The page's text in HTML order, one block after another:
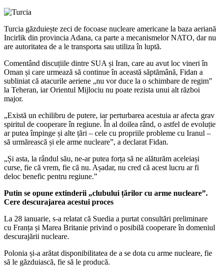
Turcia găzduiește zeci de focoase nucleare americane la baza aeriană
Incirlik din provincia Adana, ca parte a mecanismelor NATO, dar nu
are autoritatea de a le transporta sau utiliza în luptă.
Comentând discuțiile dintre SUA și Iran, care au avut loc vineri în
Oman și care urmează să continue în această săptămână, Fidan a
subliniat că atacurile aeriene „nu vor duce la o schimbare de regim”
la Teheran, iar Orientul Mijlociu nu poate rezista unui alt război
major.
„Există un echilibru de putere, iar perturbarea acestuia ar afecta grav
spiritul de cooperare în regiune. În al doilea rând, o astfel de evoluție
ar putea împinge și alte țări – cele cu propriile probleme cu Iranul –
să urmărească și ele arme nucleare”, a declarat Fidan.
„Și asta, la rândul său, ne-ar putea forța să ne alăturăm aceleiași
curse, fie că vrem, fie că nu. Așadar, nu cred că acest lucru ar fi
deloc benefic pentru regiune.”
Putin se opune extinderii „clubului țărilor cu arme nucleare”.
Cere descurajarea acestui proces
La 28 ianuarie, s-a relatat că Suedia a purtat consultări preliminare
cu Franța și Marea Britanie privind o posibilă cooperare în domeniul
descurajării nucleare.
Polonia și-a arătat disponibilitatea de a se dota cu arme nucleare, fie
să le găzduiască, fie să le producă.